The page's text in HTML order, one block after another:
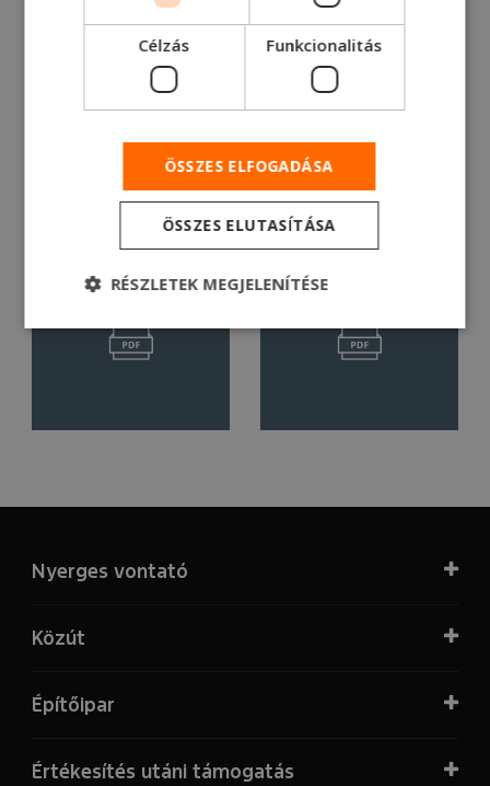
Nyerges vontató
Közút
Építőipar
Értékesítés utáni támogatás
Célzás Funkcionalitás
ÖSSZES ELFOGADÁSA
ÖSSZES ELUTASÍTÁSA
RÉSZLETEK MEGJELENÍTÉSE